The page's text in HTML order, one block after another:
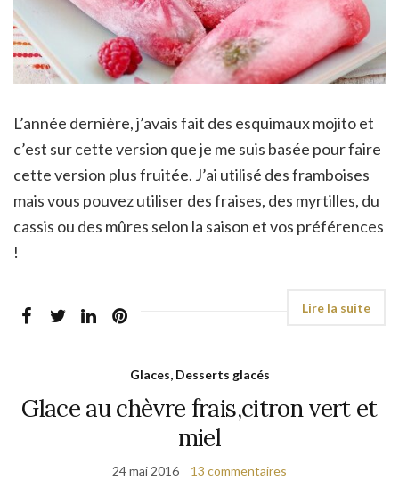
L’année dernière, j’avais fait des esquimaux mojito et
c’est sur cette version que je me suis basée pour faire
cette version plus fruitée. J’ai utilisé des framboises
mais vous pouvez utiliser des fraises, des myrtilles, du
cassis ou des mûres selon la saison et vos préférences
!
Glaces, Desserts glacés
Glace au chèvre frais,citron vert et
miel
24 mai 2016 13 commentaires